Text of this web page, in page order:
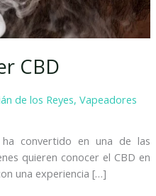
CBD
de los Reyes, Vapeadores
convertido en una de las
quieren conocer el CBD en
una experiencia […]